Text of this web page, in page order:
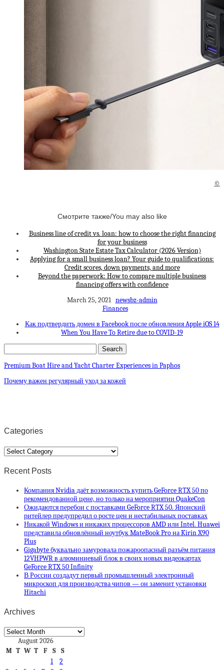
©
Смотрите также/You may also like
Business line of credit vs. loan: how to choose the right financing
for your business
Washington State Estate Tax Calculator (2026 Version)
Applying for a small business loan? Your guide to qualifications:
Credit scores, down payments, and more
Beyond the paperwork: How to compare multiple business
financing offers with confidence
March 25, 2021 newsbz-admin
Finances
Как подтвердить домен в Facebook после обновления Apple iOS 14
When You Have To Retire due to COVID-19
Premium Boat Hire and Yacht Charter Experiences in Paphos
Почему важен регулярный уход за кожей
Categories
Categories
Recent Posts
Компания Nvidia даёт возможность купить GeForce RTX 50 по
рекомендованной цене, но только на мероприятии QuakeCon
Ожидаются перебои с поставками GeForce RTX 50. Японский
ритейлер предупредил о росте цен и нестабильных поставках
Никакой Windows и никаких процессоров AMD или Intel. Huawei
представила обновлённый ноутбук MateBook Pro на Kirin X90
Plus
Gigabyte буквально замуровала пожароопасный разъём питания
12VHPWR в алюминиевый блок в своих новых видеокартах
GeForce RTX 50 Infinity
В России создадут первый промышленный электронный
микроскоп для производства чипов — он заменит установки
Hitachi
Archives
Archives
August 2026
M T W T F S
S
1
2